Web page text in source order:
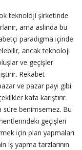
teknoloji şirketinde
ama aslında bu
paradigma içinde
ancak teknoloji
ve geçişler
Rekabet
ve pazar payı gibi
kafa karıştırır.
süre benimsemez. Bu
geçişleri
için plan yapmaları
iş yapma tarzlarının